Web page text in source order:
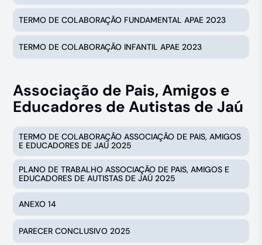
TERMO DE COLABORAÇÃO FUNDAMENTAL APAE 2023
TERMO DE COLABORAÇÃO INFANTIL APAE 2023
Associação de Pais, Amigos e
Educadores de Autistas de Jaú
TERMO DE COLABORAÇÃO ASSOCIAÇÃO DE PAIS, AMIGOS
E EDUCADORES DE JAÚ 2025
PLANO DE TRABALHO ASSOCIAÇÃO DE PAIS, AMIGOS E
EDUCADORES DE AUTISTAS DE JAÚ 2025
ANEXO 14
PARECER CONCLUSIVO 2025